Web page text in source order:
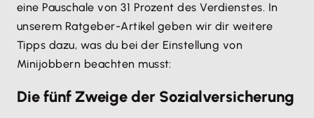
eine Pauschale von 31 Prozent des Verdienstes. In
unserem Ratgeber-Artikel geben wir dir weitere
Tipps dazu, was du bei der Einstellung von
Minijobbern beachten musst:
Die fünf Zweige der Sozialversicherung